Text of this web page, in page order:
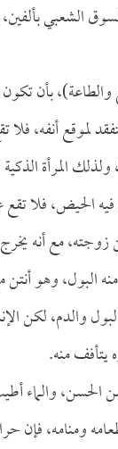
الشعبي
بأن تكون
لموقع أنفه، فلا
المرأة الذكية
الحيض، فلا
مع أنه يخرج
البول، وهو
والدم، لكن
يتأفف منه.
والماء
ومنامه، فإن